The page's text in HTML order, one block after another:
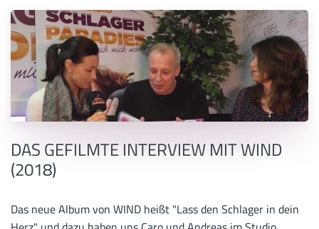
DAS GEFILMTE INTERVIEW MIT WIND
(2018)
Das neue Album von WIND heißt "Lass den Schlager in dein